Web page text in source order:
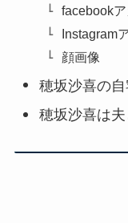
facebook
Instagram
顔画像
穂坂沙喜の
穂坂沙喜は